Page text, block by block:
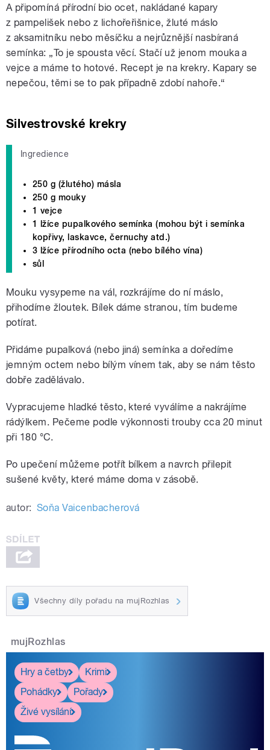
A připomíná přírodní bio ocet, nakládané kapary
z pampelišek nebo z lichořeřišnice, žluté máslo
z aksamitníku nebo měsíčku a nejrůznější nasbíraná
semínka: „To je spousta věcí. Stačí už jenom mouka a
vejce a máme to hotové. Recept je na krekry. Kapary se
nepečou, těmi se to pak případně zdobí nahoře.“
Silvestrovské krekry
Ingredience
250 g (žlutého) másla
250 g mouky
1 vejce
1 lžíce pupalkového semínka (mohou být i semínka
kopřivy, laskavce, černuchy atd.)
3 lžíce přírodního octa (nebo bílého vína)
sůl
Mouku vysypeme na vál, rozkrájíme do ní máslo,
přihodíme žloutek. Bílek dáme stranou, tím budeme
potírat.
Přidáme pupalková (nebo jiná) semínka a doředíme
jemným octem nebo bílým vínem tak, aby se nám těsto
dobře zadělávalo.
Vypracujeme hladké těsto, které vyválíme a nakrájíme
rádýlkem. Pečeme podle výkonnosti trouby cca 20 minut
při 180 °C.
Po upečení můžeme potřít bílkem a navrch přilepit
sušené květy, které máme doma v zásobě.
autor: Soňa Vaicenbacherová
Všechny díly pořadu na mujRozhlas
mujRozhlas
Hry a četby
Krimi
Pohádky
Pořady
Živé vysílání